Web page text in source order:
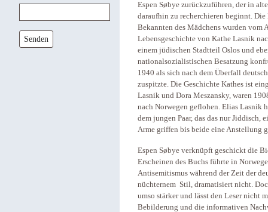
Senden
Espen Søbye zurückzuführen, der in
daraufhin zu recherchieren beginnt.
Bekannten des Mädchens wurden vom
Lebensgeschichte von Kathe Lasnik
einem jüdischen Stadtteil Oslos und
nationalsozialistischen Besatzung
1940 als sich nach dem Überfall
zuspitzte. Die Geschichte Kathes ist
Lasnik und Dora Meszansky, waren
nach Norwegen geflohen. Elias Lasnik
dem jungen Paar, das das nur Jiddisch,
Arme griffen bis beide eine Anstellung
Espen Søbye verknüpft geschickt die
Erscheinen des Buchs führte in
Antisemitismus während der Zeit der
nüchternem Stil, dramatisiert nicht.
umso stärker und lässt den Leser nicht
Bebilderung und die informativen